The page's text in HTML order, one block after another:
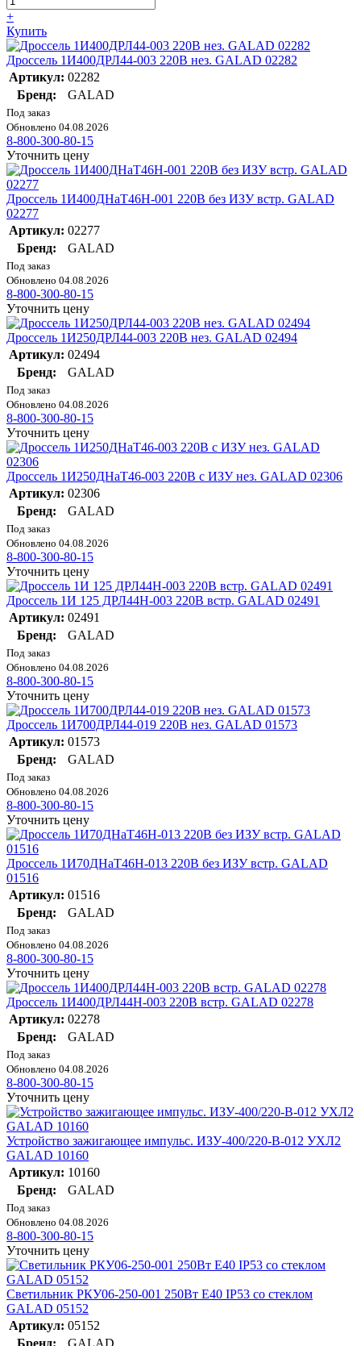
+
Купить
Дроссель 1И400ДРЛ44-003 220В нез. GALAD 02282
Артикул: 02282
Бренд:
GALAD
Под заказ
Обновлено 04.08.2026
8-800-300-80-15
Уточнить цену
Дроссель 1И400ДНаТ46Н-001 220В без ИЗУ встр. GALAD
02277
Артикул: 02277
Бренд:
GALAD
Под заказ
Обновлено 04.08.2026
8-800-300-80-15
Уточнить цену
Дроссель 1И250ДРЛ44-003 220В нез. GALAD 02494
Артикул: 02494
Бренд:
GALAD
Под заказ
Обновлено 04.08.2026
8-800-300-80-15
Уточнить цену
Дроссель 1И250ДНаТ46-003 220В с ИЗУ нез. GALAD 02306
Артикул: 02306
Бренд:
GALAD
Под заказ
Обновлено 04.08.2026
8-800-300-80-15
Уточнить цену
Дроссель 1И 125 ДРЛ44Н-003 220В встр. GALAD 02491
Артикул: 02491
Бренд:
GALAD
Под заказ
Обновлено 04.08.2026
8-800-300-80-15
Уточнить цену
Дроссель 1И700ДРЛ44-019 220В нез. GALAD 01573
Артикул: 01573
Бренд:
GALAD
Под заказ
Обновлено 04.08.2026
8-800-300-80-15
Уточнить цену
Дроссель 1И70ДНаТ46Н-013 220В без ИЗУ встр. GALAD
01516
Артикул: 01516
Бренд:
GALAD
Под заказ
Обновлено 04.08.2026
8-800-300-80-15
Уточнить цену
Дроссель 1И400ДРЛ44Н-003 220В встр. GALAD 02278
Артикул: 02278
Бренд:
GALAD
Под заказ
Обновлено 04.08.2026
8-800-300-80-15
Уточнить цену
Устройство зажигающее импульс. ИЗУ-400/220-В-012 УХЛ2
GALAD 10160
Артикул: 10160
Бренд:
GALAD
Под заказ
Обновлено 04.08.2026
8-800-300-80-15
Уточнить цену
Светильник РКУ06-250-001 250Вт E40 IP53 со стеклом
GALAD 05152
Артикул: 05152
Бренд:
GALAD